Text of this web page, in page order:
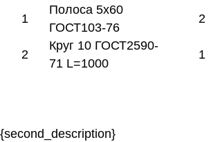
1
Полоса 5х60
ГОСТ103-76
2
2
Круг 10 ГОСТ2590-
71 L=1000
1
{second_description}